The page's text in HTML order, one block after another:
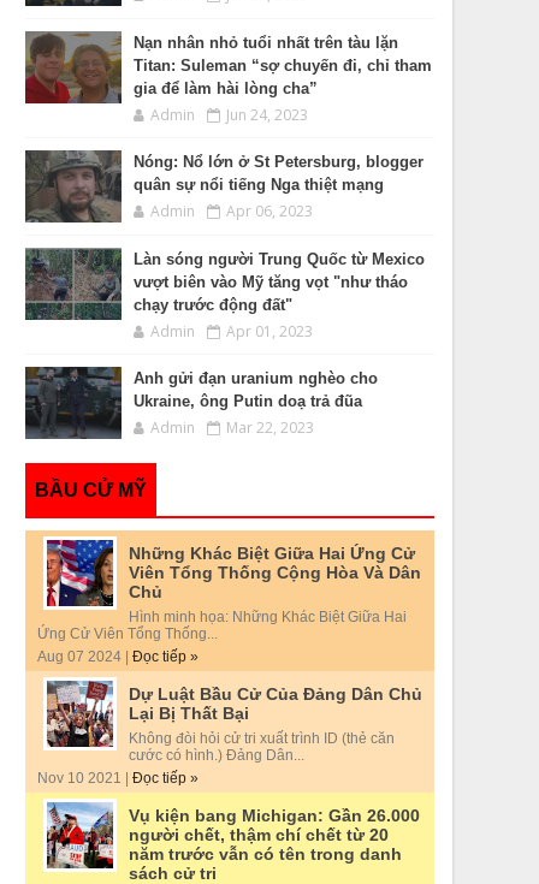
Nạn nhân nhỏ tuổi nhất trên tàu lặn
Titan: Suleman “sợ chuyến đi, chỉ tham
gia để làm hài lòng cha”
Admin Jun 24, 2023
Nóng: Nổ lớn ở St Petersburg, blogger
quân sự nổi tiếng Nga thiệt mạng
Admin Apr 06, 2023
Làn sóng người Trung Quốc từ Mexico
vượt biên vào Mỹ tăng vọt "như tháo
chạy trước động đất"
Admin Apr 01, 2023
Anh gửi đạn uranium nghèo cho
Ukraine, ông Putin doạ trả đũa
Admin Mar 22, 2023
BẦU CỬ MỸ
Những Khác Biệt Giữa Hai Ứng Cử
Viên Tổng Thống Cộng Hòa Và Dân
Chủ
Hình minh họa: Những Khác Biệt Giữa Hai
Ứng Cử Viên Tổng Thống...
Aug 07 2024 | Đọc tiếp »
Dự Luật Bầu Cử Của Đảng Dân Chủ
Lại Bị Thất Bại
Không đòi hỏi cử tri xuất trình ID (thẻ căn
cước có hình.) Đảng Dân...
Nov 10 2021 | Đọc tiếp »
Vụ kiện bang Michigan: Gần 26.000
người chết, thậm chí chết từ 20
năm trước vẫn có tên trong danh
sách cử tri